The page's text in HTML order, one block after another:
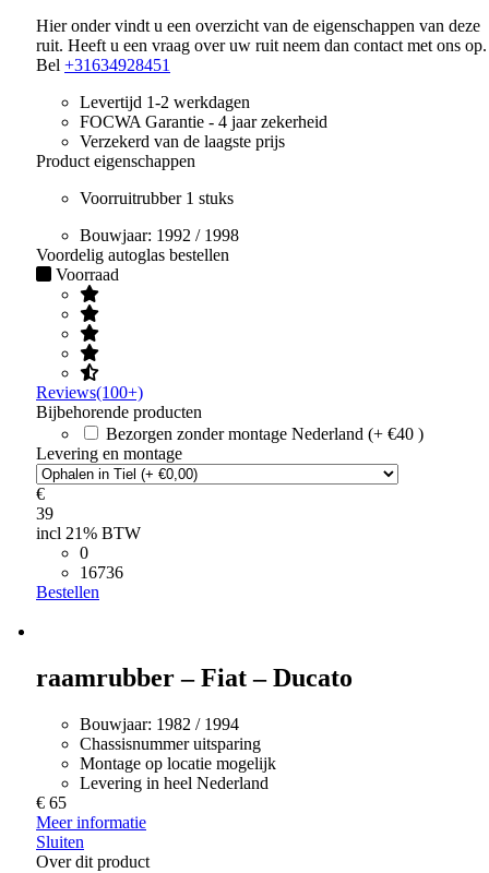
Hier onder vindt u een overzicht van de eigenschappen van deze
ruit. Heeft u een vraag over uw ruit neem dan contact met ons op.
Bel +31634928451
Levertijd 1-2 werkdagen
FOCWA Garantie - 4 jaar zekerheid
Verzekerd van de laagste prijs
Product eigenschappen
Voorruitrubber 1 stuks
Bouwjaar: 1992 / 1998
Voordelig autoglas bestellen
Voorraad
Reviews(100+)
Bijbehorende producten
Bezorgen zonder montage Nederland (+ €40 )
Levering en montage
€
39
incl 21% BTW
0
16736
Bestellen
raamrubber – Fiat – Ducato
Bouwjaar: 1982 / 1994
Chassisnummer uitsparing
Montage op locatie mogelijk
Levering in heel Nederland
€ 65
Meer informatie
Sluiten
Over dit product